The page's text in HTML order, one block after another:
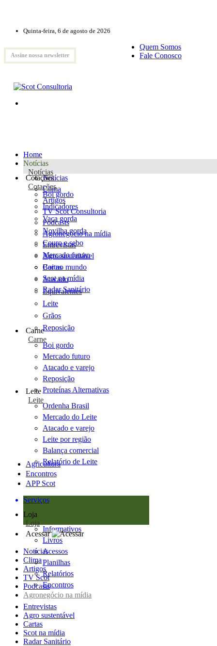
Quinta-feira, 6 de agosto de 2026
Assine nossa newsletter
Quem Somos
Fale Conosco
Home
Notícias
Notícias
Notícias
Clima
Artigos
TV Scot Consultoria
Podcasts
Agronegócio na mídia
Entrevistas
Agro sustentável
Cartas
Scot na mídia
Radar Sanitário
Cotações
Cotações
Boi gordo
Indicadores
Vaca gorda
Novilha gorda
Couro e sebo
Mercado futuro
Boi no mundo
Atacado
Equivalentes
Leite
Grãos
Reposição
Carne
Carne
Boi gordo
Mercado futuro
Atacado e varejo
Reposição
Proteínas Alternativas
Leite
Leite
Ordenha Brasil
Mercado do Leite
Atacado e varejo
Leite por região
Balança comercial
Relatório de Leite
Agricultura
Encontros
APP Scot
Serviços
Loja
Loja
Informativos
Livros
Acessos
Planilhas
Relatórios
Encontros
Acessar
Notícias
Clima
Artigos
TV Scot
Podcasts
Agronegócio na mídia
Entrevistas
Agro sustentável
Cartas
Scot na mídia
Radar Sanitário